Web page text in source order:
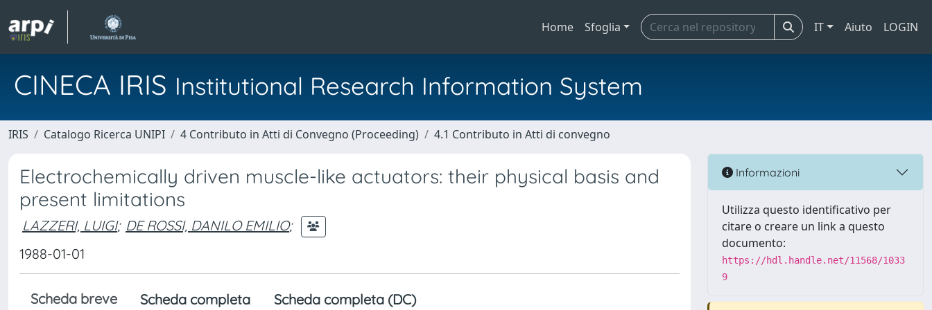
Home Sfoglia IT Aiuto LOGIN
CINECA IRIS Institutional Research Information System
IRIS Catalogo Ricerca UNIPI 4 Contributo in Atti di Convegno (Proceeding) 4.1 Contributo in Atti di convegno
Electrochemically driven muscle-like actuators: their physical basis and
present limitations
LAZZERI, LUIGI; DE ROSSI, DANILO EMILIO;
1988-01-01
Scheda breve Scheda completa Scheda completa (DC)
Informazioni
Utilizza questo identificativo per
citare o creare un link a questo
documento:
https://hdl.handle.net/11568/1033
9